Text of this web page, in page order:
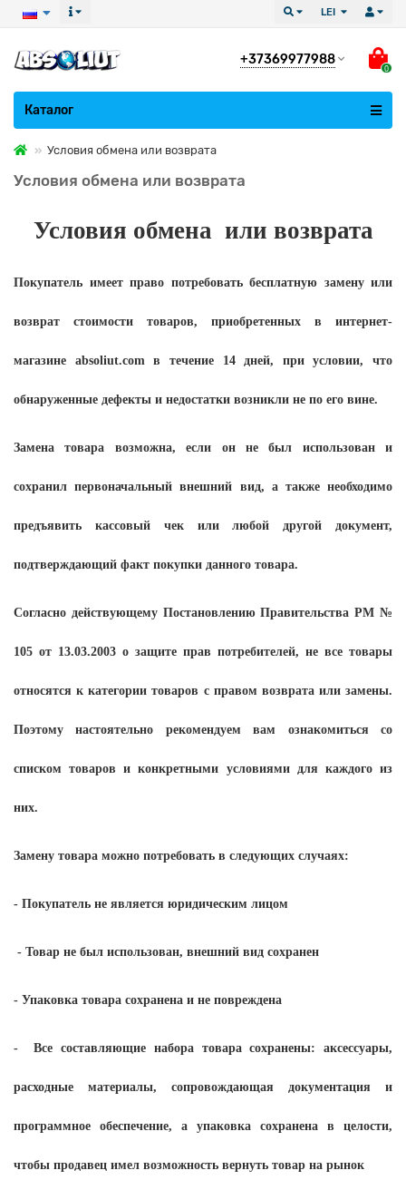
LEI
+37369977988
0
Все категории
Каталог
Условия обмена или возврата
Условия обмена или возврата
Условия обмена или возврата
Покупатель имеет право потребовать бесплатную замену или
возврат стоимости товаров, приобретенных в интернет-
магазине absoliut.com в течение 14 дней, при условии, что
обнаруженные дефекты и недостатки возникли не по его вине.
Замена товара возможна, если он не был использован и
сохранил первоначальный внешний вид, а также необходимо
предъявить кассовый чек или любой другой документ,
подтверждающий факт покупки данного товара.
Согласно действующему Постановлению Правительства РМ №
105 от 13.03.2003 о защите прав потребителей, не все товары
относятся к категории товаров с правом возврата или замены.
Поэтому настоятельно рекомендуем вам ознакомиться со
списком товаров и конкретными условиями для каждого из
них.
Замену товара можно потребовать в следующих случаях:
- Покупатель не является юридическим лицом
- Товар не был использован, внешний вид сохранен
- Упаковка товара сохранена и не повреждена
- Все составляющие набора товара сохранены: аксессуары,
расходные материалы, сопровождающая документация и
программное обеспечение, а упаковка сохранена в целости,
чтобы продавец имел возможность вернуть товар на рынок